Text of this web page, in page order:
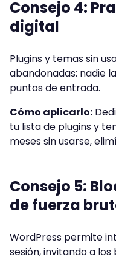
Consejo 4:
digital
Plugins y temas sin
abandonadas: nadie
puntos de entrada.
Cómo aplicarlo:
tu lista de plugins y
meses sin usarse,
Consejo 5:
de fuerza
WordPress permite
sesión, invitando a